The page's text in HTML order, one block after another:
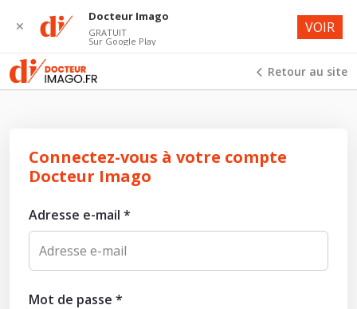
Retour au site
Connectez-vous à votre compte
Docteur Imago
Adresse e-mail *
Mot de passe *
✕
Docteur Imago
GRATUIT
Sur Google Play
VOIR